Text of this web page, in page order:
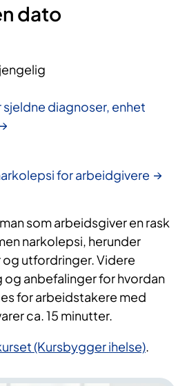
dato
diagnoser, enhet
for arbeidgivere
som arbeidsgiver en rask
narkolepsi, herunder
utfordringer. Videre
anbefalinger for hvordan
for arbeidstakere med
ca. 15 minutter.
(Kursbygger ihelse).